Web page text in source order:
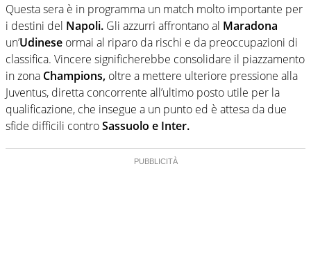
Questa sera è in programma un match molto importante per
i destini del Napoli. Gli azzurri affrontano al Maradona
un’Udinese ormai al riparo da rischi e da preoccupazioni di
classifica. Vincere significherebbe consolidare il piazzamento
in zona Champions, oltre a mettere ulteriore pressione alla
Juventus, diretta concorrente all’ultimo posto utile per la
qualificazione, che insegue a un punto ed è attesa da due
sfide difficili controSassuolo e Inter.